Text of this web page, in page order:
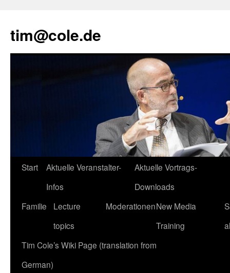
tim@cole.de
Start
Aktuelle Veranstalter-
Infos
Aktuelle Vortrags-
Downloads
Familie
Lecture
topics
ModerationenNew Media
Training
Tim Cole’s Wiki Page (translation from
German)